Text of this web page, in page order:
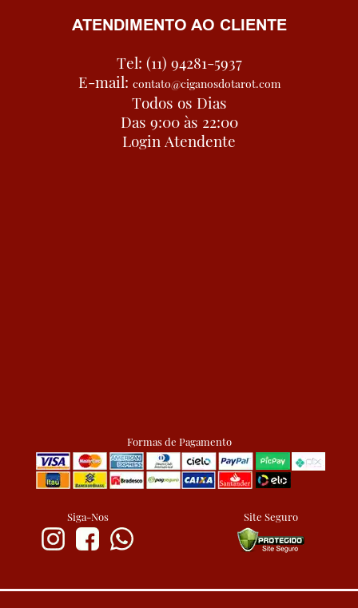
ATENDIMENTO AO CLIENTE
Tel: (11) 94281-5937
E-mail: contato@ciganosdotarot.com
Todos os Dias
Das 9:00 às 22:00
Login Atendente
Formas de Pagamento
Siga-Nos Site Seguro